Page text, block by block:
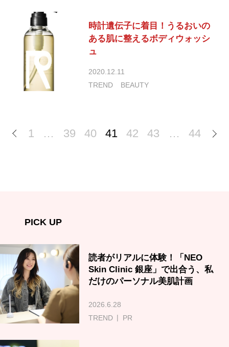
時計遺伝子に着目！うるおいの
ある肌に整えるボディウォッシ
ュ
2020.12.11
TREND
BEAUTY
1 … 39 40 41 42 43 … 44
PICK UP
読者がリアルに体験！「NEO
Skin Clinic 銀座」で出合う、私
だけのパーソナル美肌計画
2026.6.28
TREND
PR